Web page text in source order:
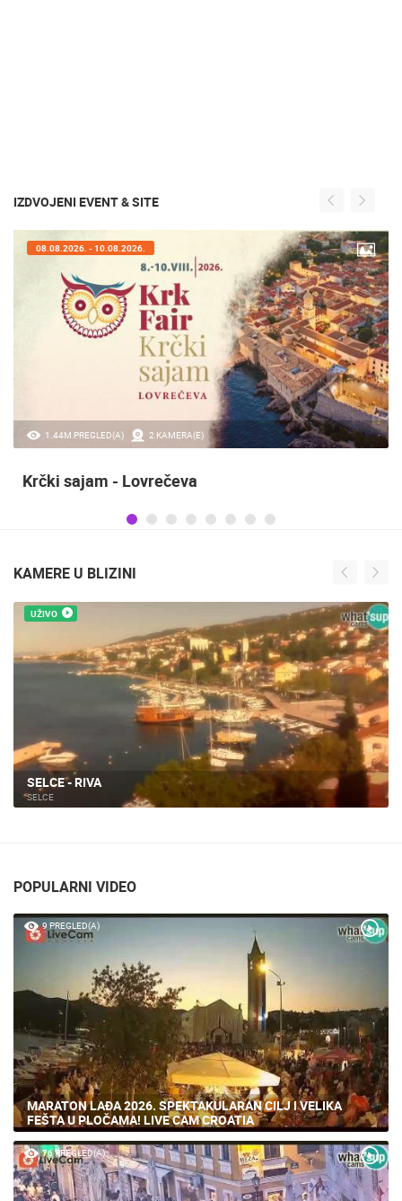
IZDVOJENI EVENT & SITE
20.97K PREGLED(A) 2 KAMERA(E)
07.08.2026. - 09.08.2026.
Sinjska alka
KAMERE U BLIZINI
UŽIVO
SELCE - RIVA
SELCE
POPULARNI VIDEO
9 PREGLED(A)
MARATON LAĐA 2026. SPEKTAKULARAN CILJ I VELIKA
FEŠTA U PLOČAMA! LIVE CAM CROATIA
76 PREGLED(A)